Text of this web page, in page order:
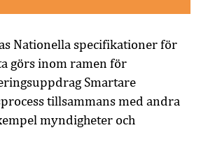
Nationella specifikationer för
görs inom ramen för
Smartare
tillsammans med andra
myndigheter och